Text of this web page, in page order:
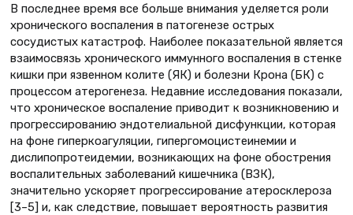
В последнее время все больше внимания уделяется роли
хронического воспаления в патогенезе острых
сосудистых катастроф. Наиболее показательной является
взаимосвязь хронического иммунного воспаления в стенке
кишки при язвенном колите (ЯК) и болезни Крона (БК) с
процессом атерогенеза. Недавние исследования показали,
что хроническое воспаление приводит к возникновению и
прогрессированию эндотелиальной дисфункции, которая
на фоне гиперкоагуляции, гипергомоцистеинемии и
дислипопротеидемии, возникающих на фоне обострения
воспалительных заболеваний кишечника (ВЗК),
значительно ускоряет прогрессирование атеросклероза
[3–5] и, как следствие, повышает вероятность развития